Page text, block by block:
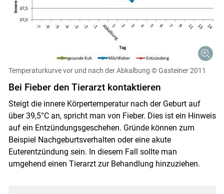
Temperaturkurve vor und nach der Abkalbung © Gasteiner 2011
Bei Fieber den Tierarzt kontaktieren
Steigt die innere Körpertemperatur nach der Geburt auf
über 39,5°C an, spricht man von Fieber. Dies ist ein Hinweis
auf ein Entzündungsgeschehen. Gründe können zum
Beispiel Nachgeburtsverhalten oder eine akute
Euterentzündung sein. In diesem Fall sollte man
umgehend einen Tierarzt zur Behandlung hinzuziehen.